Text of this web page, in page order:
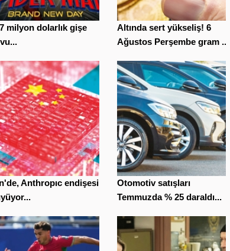
milyon dolarlık gişe
Altında sert yükseliş! 6
Ağustos Perşembe gram ...
Anthropıc endişesi
Otomotiv satışları
Temmuzda % 25 daraldı...